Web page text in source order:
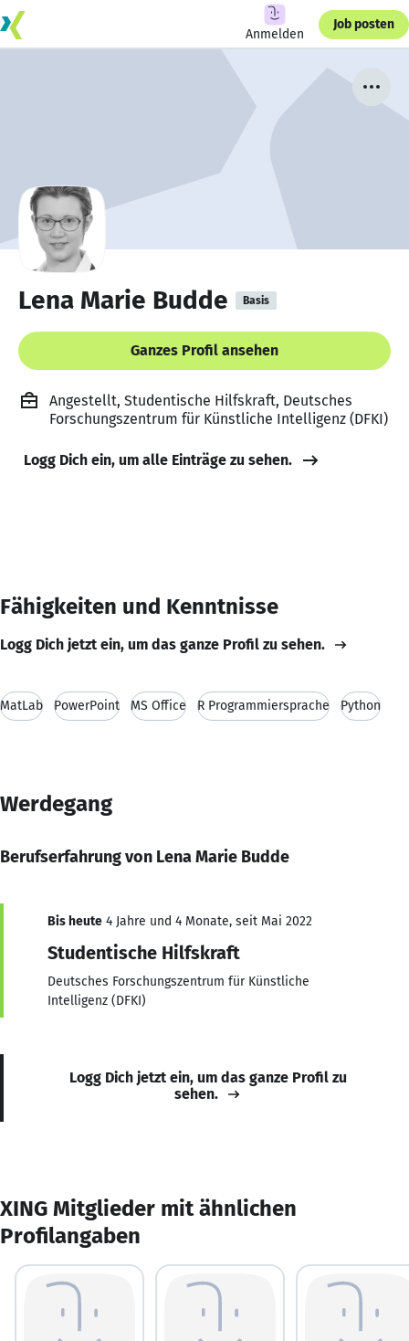
Anmelden
Job posten
Lena Marie Budde Basis
Ganzes Profil ansehen
Angestellt, Studentische Hilfskraft, Deutsches
Forschungszentrum für Künstliche Intelligenz (DFKI)
Logg Dich ein, um alle Einträge zu sehen.
Fähigkeiten und Kenntnisse
Logg Dich jetzt ein, um das ganze Profil zu sehen.
MatLab PowerPoint MS Office R Programmiersprache Python
Werdegang
Berufserfahrung von Lena Marie Budde
Bis heute 4 Jahre und 4 Monate, seit Mai 2022
Studentische Hilfskraft
Deutsches Forschungszentrum für Künstliche
Intelligenz (DFKI)
Logg Dich jetzt ein, um das ganze Profil zu
sehen.
XING Mitglieder mit ähnlichen
Profilangaben